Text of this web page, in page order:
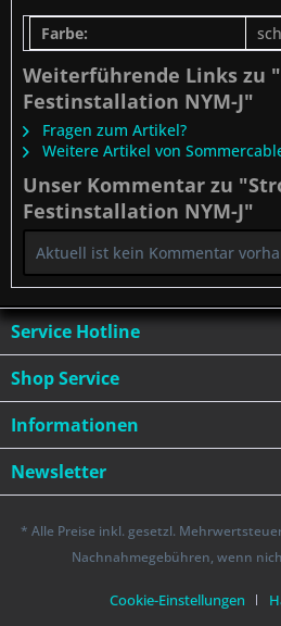
Farbe:
Weiterführende Links zu
Festinstallation NYM-J"
Fragen zum Artikel?
Weitere Artikel von
Unser Kommentar zu
Festinstallation NYM-J"
Aktuell ist kein Kommentar
Service Hotline
Shop Service
Informationen
Newsletter
* Alle Preise inkl. gesetzl.
Nachnahmegebühren, wenn
Cookie-Einstellungen